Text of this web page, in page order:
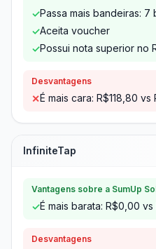
✓Passa mais bandeiras:
✓Aceita voucher
✓Possui nota superior no
Desvantagens
✕É mais cara: R$118,80 vs
InfiniteTap
Vantagens sobre a SumUp
✓É mais barata: R$0,00 vs
Desvantagens